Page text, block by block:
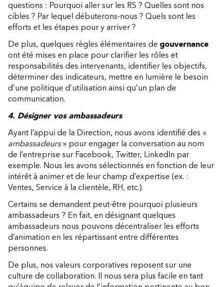
questions : Pourquoi aller sur les RS ? Quelles sont nos
cibles ? Par lequel débuterons-nous ? Quels sont les
efforts et les étapes pour y arriver ?
De plus, quelques règles élémentaires de gouvernance
ont été mises en place pour clarifier les rôles et
responsabilités des intervenants, identifier les objectifs,
déterminer des indicateurs, mettre en lumière le besoin
d’une politique d’utilisation ainsi qu’un plan de
communication.
4. Désigner vos ambassadeurs
Ayant l’appui de la Direction, nous avons identifié des «
ambassadeurs » pour engager la conversation au nom
de l’entreprise sur Facebook, Twitter, LinkedIn par
exemple. Nous les avons sélectionnés en fonction de leur
intérêt à animer et de leur champ d’expertise (ex. :
Ventes, Service à la clientèle, RH, etc.).
Certains se demandent peut-être pourquoi plusieurs
ambassadeurs ? En fait, en désignant quelques
ambassadeurs nous pouvons décentraliser les efforts
d’animation en les répartissant entre différentes
personnes.
De plus, nos valeurs corporatives reposent sur une
culture de collaboration. Il nous sera plus facile en tant